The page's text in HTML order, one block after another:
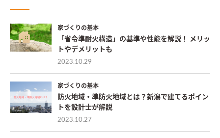
家づくりの基本
「省令準耐火構造」の基準や性能を解説！ メリッ
トやデメリットも
2023.10.29
家づくりの基本
防火地域・準防火地域とは？新潟で建てるポイン
トを設計士が解説
2023.10.27